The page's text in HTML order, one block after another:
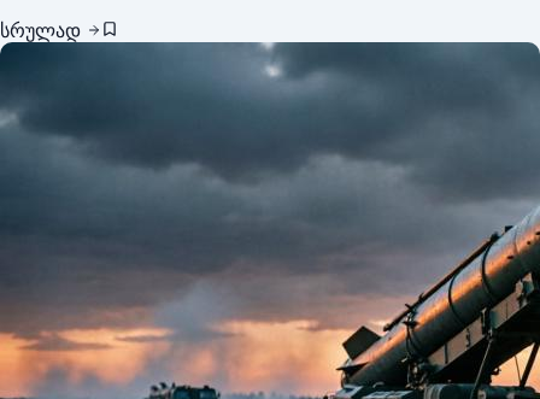
და მოქალაქეების მზარდი მოთხოვნა ცვლილებების
მიმართ აჩვენებს, რომ ქვეყანა მხოლოდ მორიგი
პოლიტიკური კრიზისის წინაშე არ დგას. მთავარი საკითხი
უკვე აღარ არის მხოლოდ ის, თუ რომელი პოლიტიკური
ძალა მოიპოვებს უპირატესობას. მთავარი კითხვა ასეთია:
სრულად